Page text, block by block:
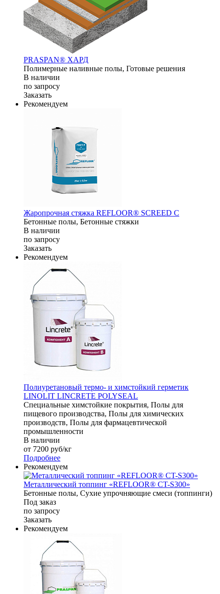
PRASPAN® ХАРД
Полимерные наливные полы, Готовые решения
В наличии
по запросу
Заказать
Рекомендуем
Жаропрочная стяжка REFLOOR® SCREED C
Бетонные полы, Бетонные стяжки
В наличии
по запросу
Заказать
Рекомендуем
Полиуретановый термо- и химстойкий герметик
LINOLIT LINCRETE POLYSEAL
Специальные химстойкие покрытия, Полы для
пищевого производства, Полы для химических
производств, Полы для фармацевтической
промышленности
В наличии
от 7200 руб/кг
Подробнее
Рекомендуем
Металлический топпинг «REFLOOR® CT-S300»
Бетонные полы, Сухие упрочняющие смеси (топпинги)
Под заказ
по запросу
Заказать
Рекомендуем